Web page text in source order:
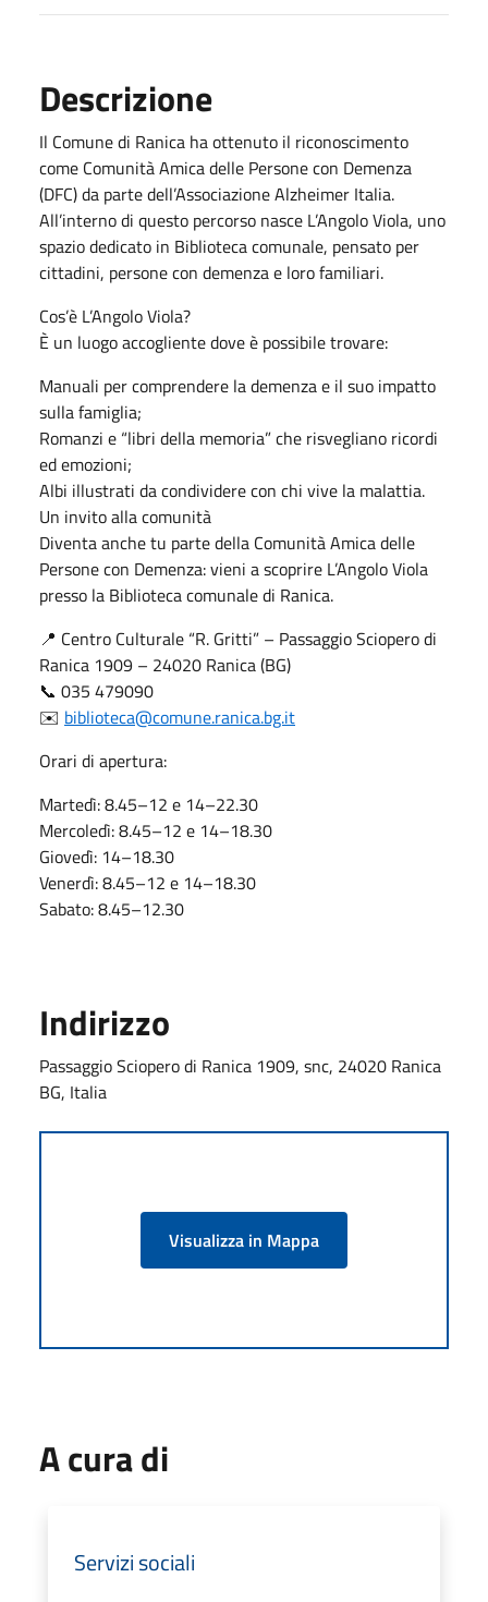
Descrizione
Il Comune di Ranica ha ottenuto il riconoscimento
come Comunità Amica delle Persone con Demenza
(DFC) da parte dell’Associazione Alzheimer Italia.
All’interno di questo percorso nasce L’Angolo Viola, uno
spazio dedicato in Biblioteca comunale, pensato per
cittadini, persone con demenza e loro familiari.
Cos’è L’Angolo Viola?
È un luogo accogliente dove è possibile trovare:
Manuali per comprendere la demenza e il suo impatto
sulla famiglia;
Romanzi e “libri della memoria” che risvegliano ricordi
ed emozioni;
Albi illustrati da condividere con chi vive la malattia.
Un invito alla comunità
Diventa anche tu parte della Comunità Amica delle
Persone con Demenza: vieni a scoprire L’Angolo Viola
presso la Biblioteca comunale di Ranica.
📍 Centro Culturale “R. Gritti” – Passaggio Sciopero di
Ranica 1909 – 24020 Ranica (BG)
📞 035 479090
✉️ biblioteca@comune.ranica.bg.it
Orari di apertura:
Martedì: 8.45–12 e 14–22.30
Mercoledì: 8.45–12 e 14–18.30
Giovedì: 14–18.30
Venerdì: 8.45–12 e 14–18.30
Sabato: 8.45–12.30
Indirizzo
Passaggio Sciopero di Ranica 1909, snc, 24020 Ranica
BG, Italia
Visualizza in Mappa
A cura di
Servizi sociali